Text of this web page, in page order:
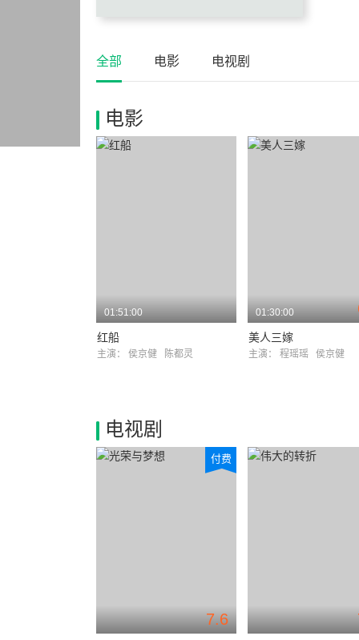
全部 电影 电视剧
电影
01:51:00
红船
主演： 侯京健 陈都灵
01:30:00
美人三嫁
主演： 程瑶瑶 侯京健
电视剧
7.6
付费